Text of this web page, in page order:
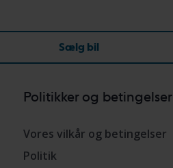
Sælg bil
Politikker og betingelser
Vores vilkår og betingelser
Politik